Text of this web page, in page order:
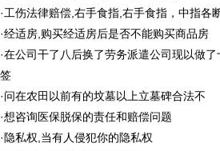
·工伤法律赔偿,右手食指,右手食指，中指各
·经适房,购买经适房后是否不能购买商品房
·在公司干了八后换了劳务派遣公司现以做
签
·问在农田以前有的坟墓以上立墓碑合法不
·想咨询医保脱保的责任和赔偿问题
· 隐私权,当有人侵犯你的隐私权